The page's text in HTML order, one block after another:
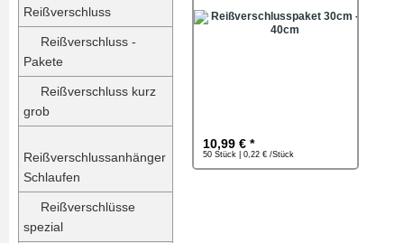
Reißverschluss
Reißverschluss -
Pakete
Reißverschluss kurz
grob
Reißverschlussanhänger
Schlaufen
Reißverschlüsse
spezial
10,99 € *
50 Stück | 0,22 € /Stück